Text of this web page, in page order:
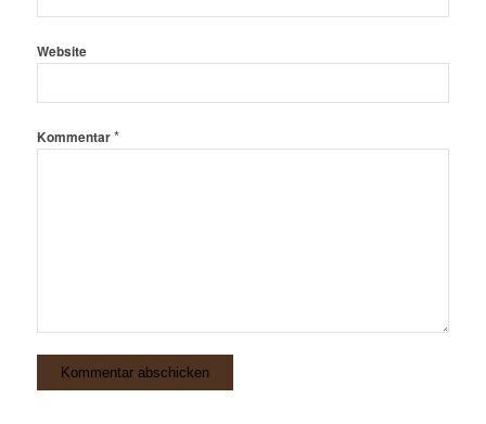
Website
Kommentar*